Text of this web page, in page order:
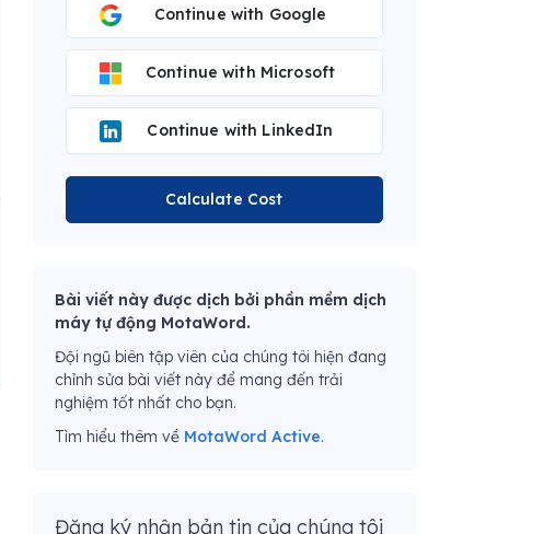
Continue with Google
Continue with Microsoft
Continue with LinkedIn
Calculate Cost
Bài viết này được dịch bởi phần mềm dịch
máy tự động MotaWord.
Đội ngũ biên tập viên của chúng tôi hiện đang
chỉnh sửa bài viết này để mang đến trải
nghiệm tốt nhất cho bạn.
Tìm hiểu thêm về MotaWord Active.
Đăng ký nhận bản tin của chúng tôi